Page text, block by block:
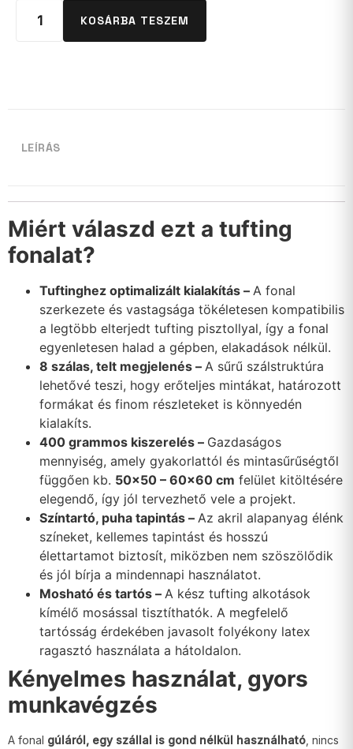
KOSÁRBA TESZEM
LEÍRÁS
Miért válaszd ezt a tufting
fonalat?
Tuftinghez optimalizált kialakítás – A fonal
szerkezete és vastagsága tökéletesen kompatibilis
a legtöbb elterjedt tufting pisztollyal, így a fonal
egyenletesen halad a gépben, elakadások nélkül.
8 szálas, telt megjelenés – A sűrű szálstruktúra
lehetővé teszi, hogy erőteljes mintákat, határozott
formákat és finom részleteket is könnyedén
kialakíts.
400 grammos kiszerelés – Gazdaságos
mennyiség, amely gyakorlattól és mintasűrűségtől
függően kb. 50×50 – 60×60 cm felület kitöltésére
elegendő, így jól tervezhető vele a projekt.
Színtartó, puha tapintás – Az akril alapanyag élénk
színeket, kellemes tapintást és hosszú
élettartamot biztosít, miközben nem szöszölődik
és jól bírja a mindennapi használatot.
Mosható és tartós – A kész tufting alkotások
kímélő mosással tisztíthatók. A megfelelő
tartósság érdekében javasolt folyékony latex
ragasztó használata a hátoldalon.
Kényelmes használat, gyors
munkavégzés
A fonal gúláról, egy szállal is gond nélkül használható , nincs